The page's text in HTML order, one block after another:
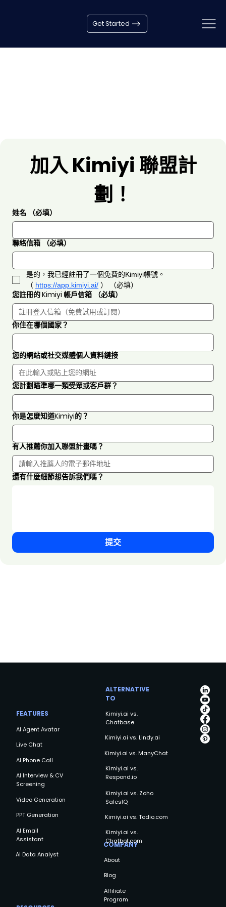
Get Started
加入 Kimiyi 聯盟計
劃！
姓名 （必填）
聯絡信箱 （必填）
是的，我已經註冊了一個免費的Kimiyi帳號。
（ https://app.kimiyi.ai/ ） （必填）
您註冊的 Kimiyi 帳戶信箱 （必填）
你住在哪個國家？
您的網站或社交媒體個人資料鏈接
您計劃瞄準哪一類受眾或客戶群？
你是怎麼知道Kimiyi的？
有人推薦你加入聯盟計畫嗎？
還有什麼細節想告訴我們嗎？
提交
FEATURES
AI Agent Avatar
Live Chat
AI Phone Call
AI Interview & CV
Screening
Video Generation
PPT Generation
AI Email
Assistant
AI Data Analyst
COMPANY
About
Blog
Affiliate
Program
ALTERNATIVE
TO
Kimiyi.ai vs.
Chatbase
Kimiyi.ai vs. Lindy.ai
Kimiyi.ai vs. ManyChat
Kimiyi.ai vs.
Respond.io
Kimiyi.ai vs. Zoho
SalesIQ
Kimiyi.ai vs. Todio.com
Kimiyi.ai vs.
Chatbot.com